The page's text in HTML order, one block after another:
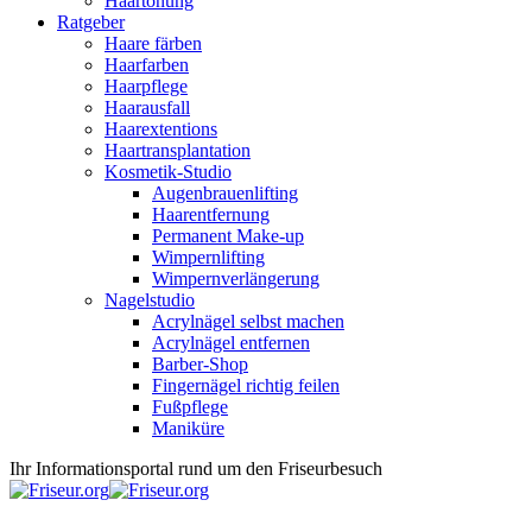
Ratgeber
Haare färben
Haarfarben
Haarpflege
Haarausfall
Haarextentions
Haartransplantation
Kosmetik-Studio
Augenbrauenlifting
Haarentfernung
Permanent Make-up
Wimpernlifting
Wimpernverlängerung
Nagelstudio
Acrylnägel selbst machen
Acrylnägel entfernen
Barber-Shop
Fingernägel richtig feilen
Fußpflege
Maniküre
Ihr Informationsportal rund um den Friseurbesuch